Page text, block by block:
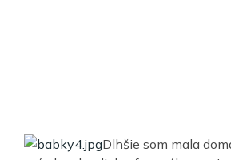
Dlhšie som mala